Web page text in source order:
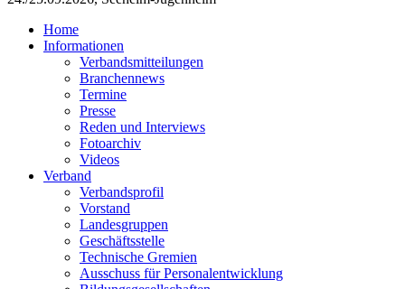
Home
Informationen
Verbandsmitteilungen
Branchennews
Termine
Presse
Reden und Interviews
Fotoarchiv
Videos
Verband
Verbandsprofil
Vorstand
Landesgruppen
Geschäftsstelle
Technische Gremien
Ausschuss für Personalentwicklung